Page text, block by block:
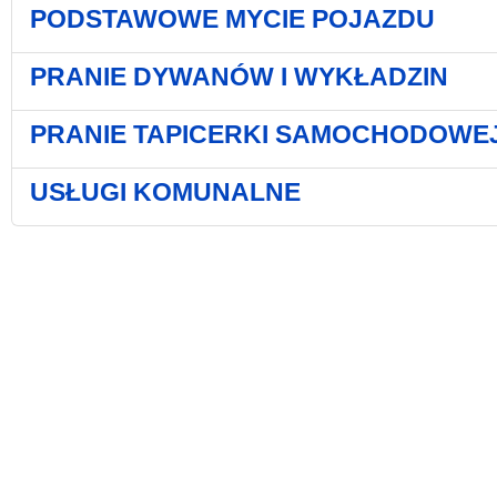
PODSTAWOWE MYCIE POJAZDU
PRANIE DYWANÓW I WYKŁADZIN
PRANIE TAPICERKI
USŁUGI KOMUNALNE